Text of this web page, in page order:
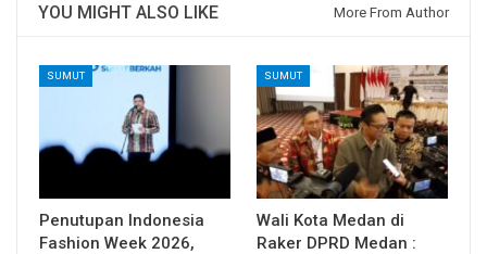
YOU MIGHT ALSO LIKE More From Author
SUMUT
Penutupan Indonesia
Fashion Week 2026,
SUMUT
Wali Kota Medan di
Raker DPRD Medan :